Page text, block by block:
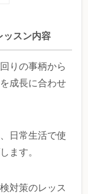
ッスン内容
りの事柄から
成長に合わせ
日常生活で使
ます。
対策のレッス